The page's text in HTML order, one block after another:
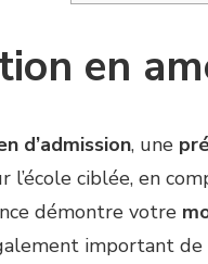
en
d’admission, une
l’école ciblée, en
démontre votre
important